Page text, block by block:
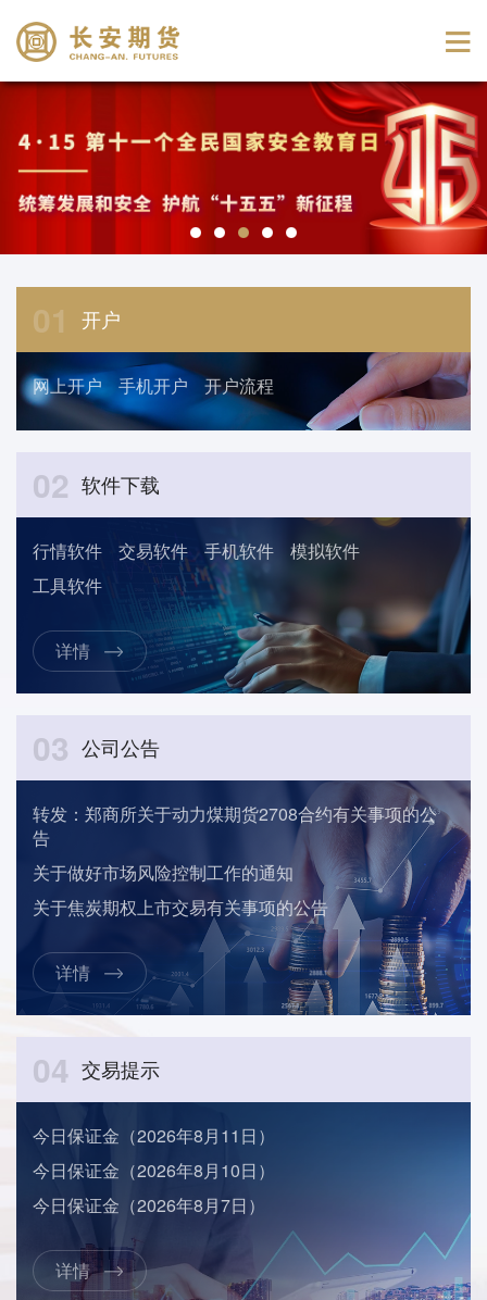
01 开户
网上开户 手机开户 开户流程
02 软件下载
行情软件 交易软件 手机软件
模拟软件
工具软件
详情
03 公司公告
转发：郑商所关于动力煤期货2708合约有关事项的公
告
关于做好市场风险控制工作的通知
关于焦炭期权上市交易有关事项的公告
详情
04 交易提示
今日保证金（2026年8月11日）
今日保证金（2026年8月10日）
今日保证金（2026年8月7日）
详情